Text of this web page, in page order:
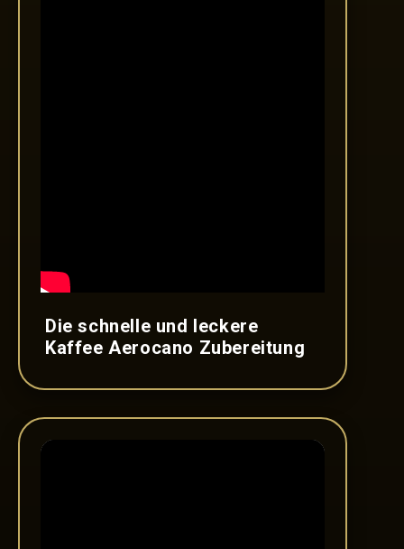
Die schnelle und leckere
Kaffee Aerocano Zubereitung